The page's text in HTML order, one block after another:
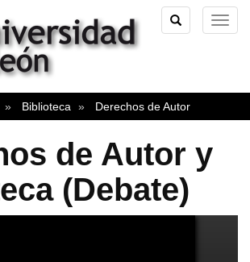
TOGGLE
SEARCH
Biblioteca Derechos de Autor
de Autor y
(Debate)